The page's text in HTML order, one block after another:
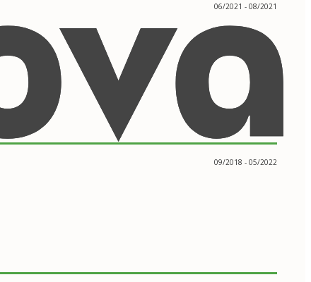
06/2021 - 08/2021
09/2018 - 05/2022